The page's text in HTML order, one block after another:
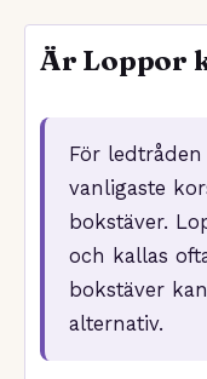
Är Loppor
För
vanligaste
bokstäver.
och kallas
bokstäver
alternativ.